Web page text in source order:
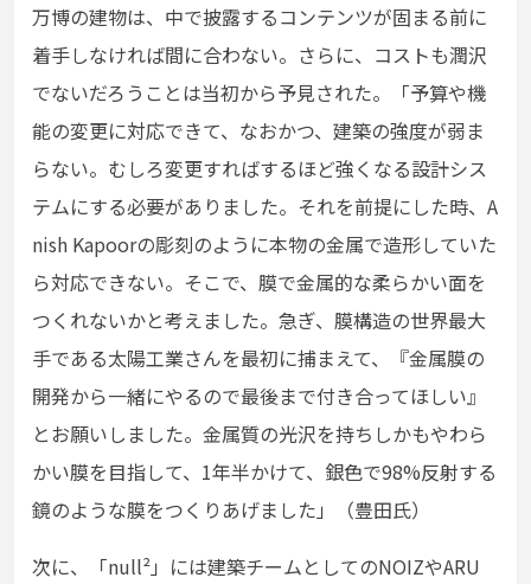
万博の建物は、中で披露するコンテンツが固まる前に
着手しなければ間に合わない。さらに、コストも潤沢
でないだろうことは当初から予見された。「予算や機
能の変更に対応できて、なおかつ、建築の強度が弱ま
らない。むしろ変更すればするほど強くなる設計シス
テムにする必要がありました。それを前提にした時、A
nish Kapoorの彫刻のように本物の金属で造形していた
ら対応できない。そこで、膜で金属的な柔らかい面を
つくれないかと考えました。急ぎ、膜構造の世界最大
手である太陽工業さんを最初に捕まえて、『金属膜の
開発から一緒にやるので最後まで付き合ってほしい』
とお願いしました。金属質の光沢を持ちしかもやわら
かい膜を目指して、1年半かけて、銀色で98%反射する
鏡のような膜をつくりあげました」（豊田氏）
次に、「null²」には建築チームとしてのNOIZやARU